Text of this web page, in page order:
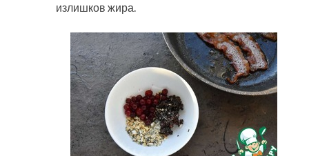
излишков жира.